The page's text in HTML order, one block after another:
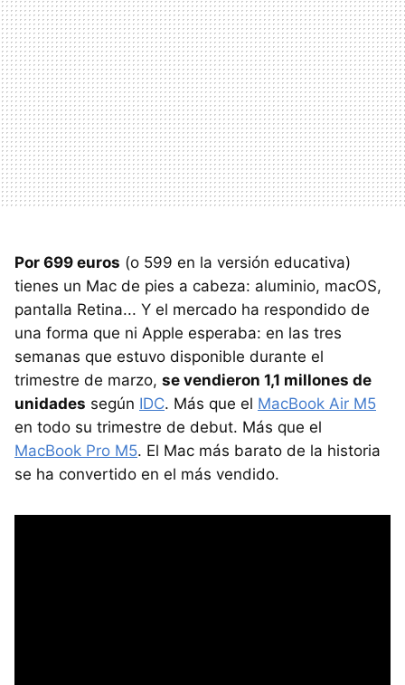
Por 699 euros (o 599 en la versión educativa)
tienes un Mac de pies a cabeza: aluminio, macOS,
pantalla Retina... Y el mercado ha respondido de
una forma que ni Apple esperaba: en las tres
semanas que estuvo disponible durante el
trimestre de marzo, se vendieron 1,1 millones de
unidades según IDC. Más que el MacBook Air M5
en todo su trimestre de debut. Más que el
MacBook Pro M5. El Mac más barato de la historia
se ha convertido en el más vendido.